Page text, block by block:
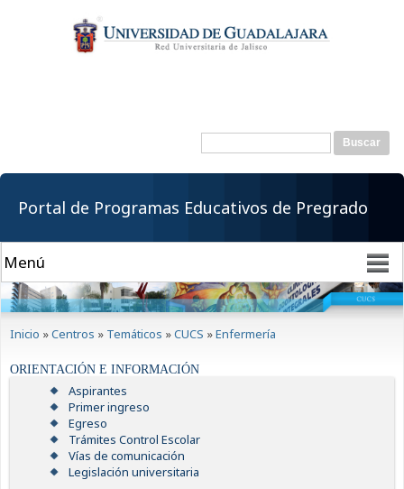
contenido
principal
Formulario de
Buscar
Portal de Programas Educativos de Pregrado
Inicio »Centros » Temáticos »CUCS »Enfermería
ORIENTACIÓN E INFORMACIÓN
Aspirantes
Primer ingreso
Egreso
Trámites Control Escolar
Vías de comunicación
Legislación universitaria